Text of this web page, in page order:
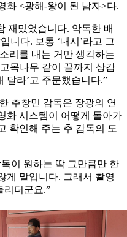
화 <광해-왕이 된 남자>다.
재밌었습니다. 악독한 배
니다. 보통 ‘내시’라고 그
리를 내는 거만 생각하는
목나무 같이 끝까지 상감
달라’고 주문했습니다.”
추창민 감독은 장광의 연
화 시스템이 어떻게 돌아가
확인해 주는 추 감독의 도
이 원하는 딱 그만큼만 한
게 말입니다. 그래서 촬영
리더군요.”